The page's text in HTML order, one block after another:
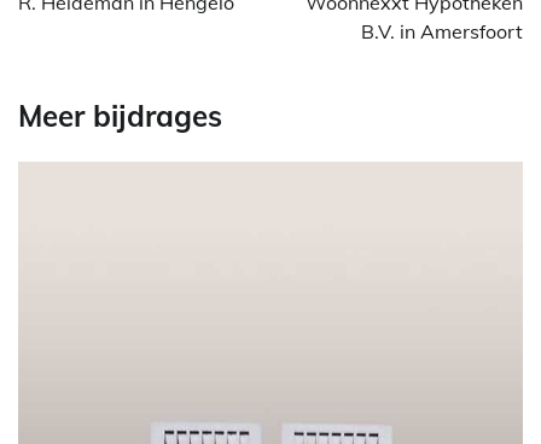
B.V. in Amersfoort
Meer bijdrages